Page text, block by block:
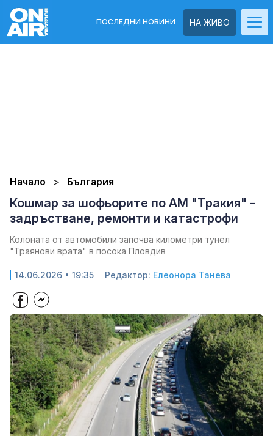
НА ЖИВО
ПОСЛЕДНИ НОВИНИ
Начало България
Кошмар за шофьорите по АМ "Тракия" -
задръстване, ремонти и катастрофи
Колоната от автомобили започва километри тунел
"Траянови врата" в посока Пловдив
14.06.2026 • 19:35 Редактор: Елеонора Танева